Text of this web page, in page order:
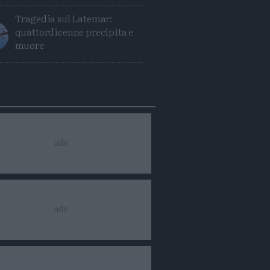
Tragedia sul Latemar:
quattordicenne precipita e
muore